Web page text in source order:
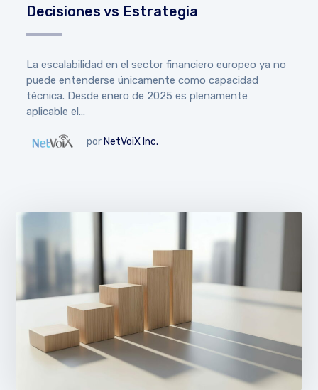
Decisiones vs Estrategia
La escalabilidad en el sector financiero europeo ya no
puede entenderse únicamente como capacidad
técnica. Desde enero de 2025 es plenamente
aplicable el...
por NetVoiX Inc.